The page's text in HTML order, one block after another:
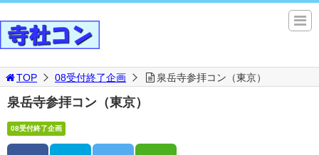
TOP 08受付終了企画 泉岳寺参拝コン（東京）
泉岳寺参拝コン（東京）
08受付終了企画